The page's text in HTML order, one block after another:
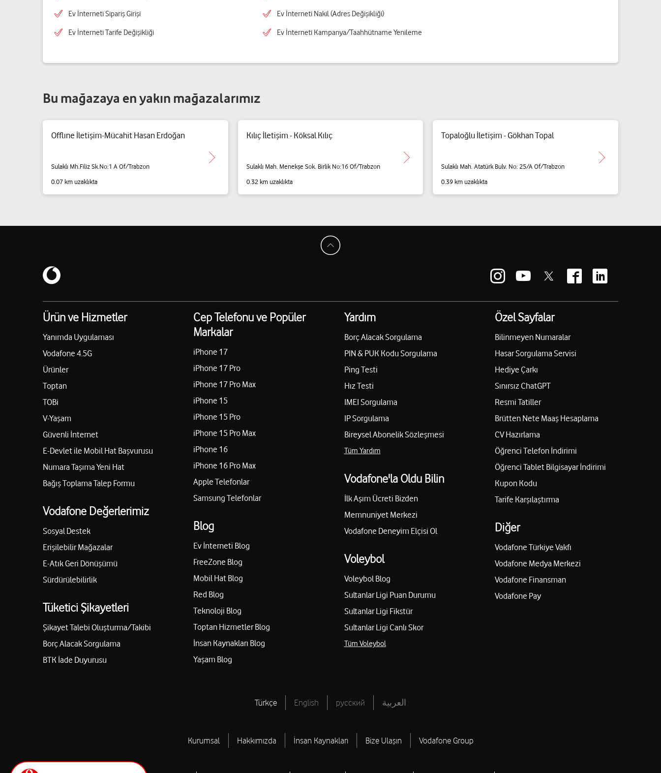
Ev İnterneti Sipariş Girişi Ev İnterneti Nakil (Adres Değişikliği)
Ev İnterneti Tarife Değişikliği Ev İnterneti Kampanya/Taahhütname Yenileme
Bu mağazaya en yakın mağazalarımız
Offlıne İletişim-Mücahit Hasan Erdoğan
Sulaklı Mh.Filiz Sk.No:1 A Of/Trabzon
0.07 km uzaklıkta
Kılıç İletişim - Köksal Kılıç
Sulaklı Mah. Menekşe Sok. Birlik No:16 Of/Trabzon
0.32 km uzaklıkta
Topaloğlu İletişim - Gökhan Topal
Sulaklı Mah. Atatürk Bulv. No: 25/A Of/Trabzon
0.39 km uzaklıkta
Ürün ve Hizmetler
Yanımda Uygulaması
Vodafone 4.5G
Ürünler
Toptan
TOBi
V-Yaşam
Güvenli İnternet
E-Devlet ile Mobil Hat Başvurusu
Numara Taşıma Yeni Hat
Bağış Toplama Talep Formu
Vodafone Değerlerimiz
Sosyal Destek
Erişilebilir Mağazalar
E-Atık Geri Dönüşümü
Sürdürülebilirlik
Tüketici Şikayetleri
Şikayet Talebi Oluşturma/Takibi
Borç Alacak Sorgulama
BTK İade Duyurusu
Cep Telefonu ve Popüler
Markalar
iPhone 17
iPhone 17 Pro
iPhone 17 Pro Max
iPhone 15
iPhone 15 Pro
iPhone 15 Pro Max
iPhone 16
iPhone 16 Pro Max
Apple Telefonlar
Samsung Telefonlar
Blog
Ev İnterneti Blog
FreeZone Blog
Mobil Hat Blog
Red Blog
Teknoloji Blog
Toptan Hizmetler Blog
İnsan Kaynakları Blog
Yaşam Blog
Yardım
Borç Alacak Sorgulama
PIN & PUK Kodu Sorgulama
Ping Testi
Hız Testi
IMEI Sorgulama
IP Sorgulama
Bireysel Abonelik Sözleşmesi
Tüm Yardım
Vodafone'la Oldu Bilin
İlk Aşım Ücreti Bizden
Memnuniyet Merkezi
Vodafone Deneyim Elçisi Ol
Voleybol
Voleybol Blog
Sultanlar Ligi Puan Durumu
Sultanlar Ligi Fikstür
Sultanlar Ligi Canlı Skor
Tüm Voleybol
Özel Sayfalar
Bilinmeyen Numaralar
Hasar Sorgulama Servisi
Hediye Çarkı
Sınırsız ChatGPT
Resmi Tatiller
Brütten Nete Maaş Hesaplama
CV Hazırlama
Öğrenci Telefon İndirimi
Öğrenci Tablet Bilgisayar İndirimi
Kupon Kodu
Tarife Karşılaştırma
Diğer
Vodafone Türkiye Vakfı
Vodafone Medya Merkezi
Vodafone Finansman
Vodafone Pay
Türkçe English русский العربية
Kurumsal Hakkımızda İnsan Kaynakları Bize Ulaşın Vodafone Group